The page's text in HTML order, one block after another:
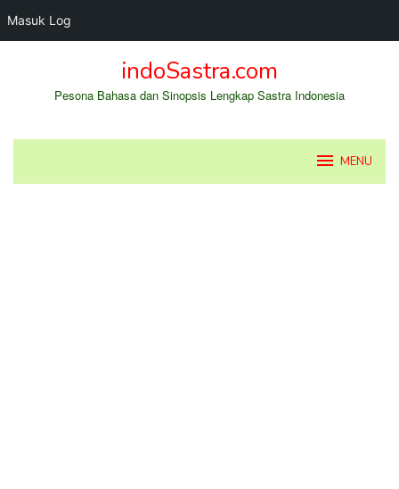
Masuk Log
indoSastra.com
Pesona Bahasa dan Sinopsis Lengkap Sastra Indonesia
MENU